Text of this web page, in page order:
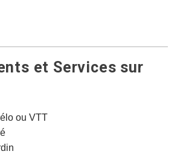
et Services sur
ou VTT